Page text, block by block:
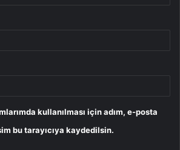
kullanılması için adım, e-posta
bu tarayıcıya kaydedilsin.